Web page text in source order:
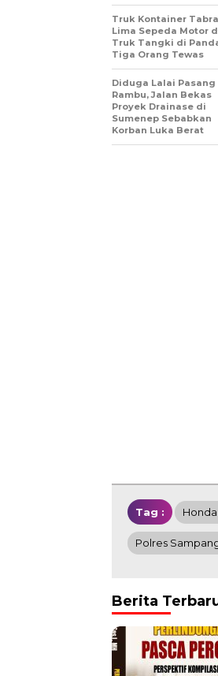
Truk Kontainer
Lima Sepeda Motor
Truk Tangki di
Tiga Orang Tewas
Diduga Lalai Pasang
Rambu, Jalan Bekas
Proyek Drainase di
Sumenep Sebabkan
Korban Luka Berat
Tag :
Polres
Berita